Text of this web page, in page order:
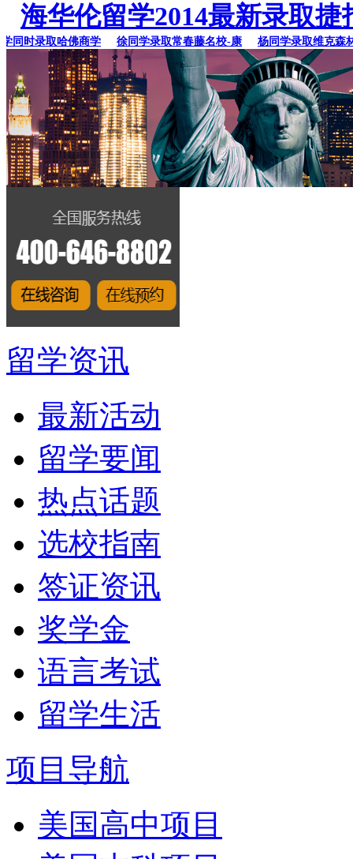
海华伦留学2014最新录取捷
时录取哈佛商学 徐同学录取常春藤名校-康 杨同学录取维克森林大
留学资讯
最新活动
留学要闻
热点话题
选校指南
签证资讯
奖学金
语言考试
留学生活
项目导航
美国高中项目